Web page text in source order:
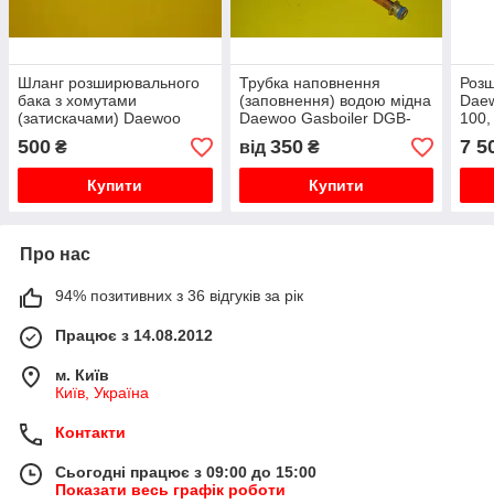
Шланг розширювального
бака з хомутами
(затискачами) Daewoo
Gasboiler DGB-100, 130,
160, 200 ICH/KFC/MSC
500 ₴
Купити
Трубка наповнення
(заповнення) водою мідна
Daewoo Gasboiler DGB-
100, 130, 160, 200
MSC/MES
від 350₴
Купити
7
Про нас
94% позитивних з 36 відгуків за рік
Працює з 14.08.2012
м. Київ
Київ, Україна
Контакти
Сьогодні працює з 09:00 до 15:00
Показати весь графік роботи